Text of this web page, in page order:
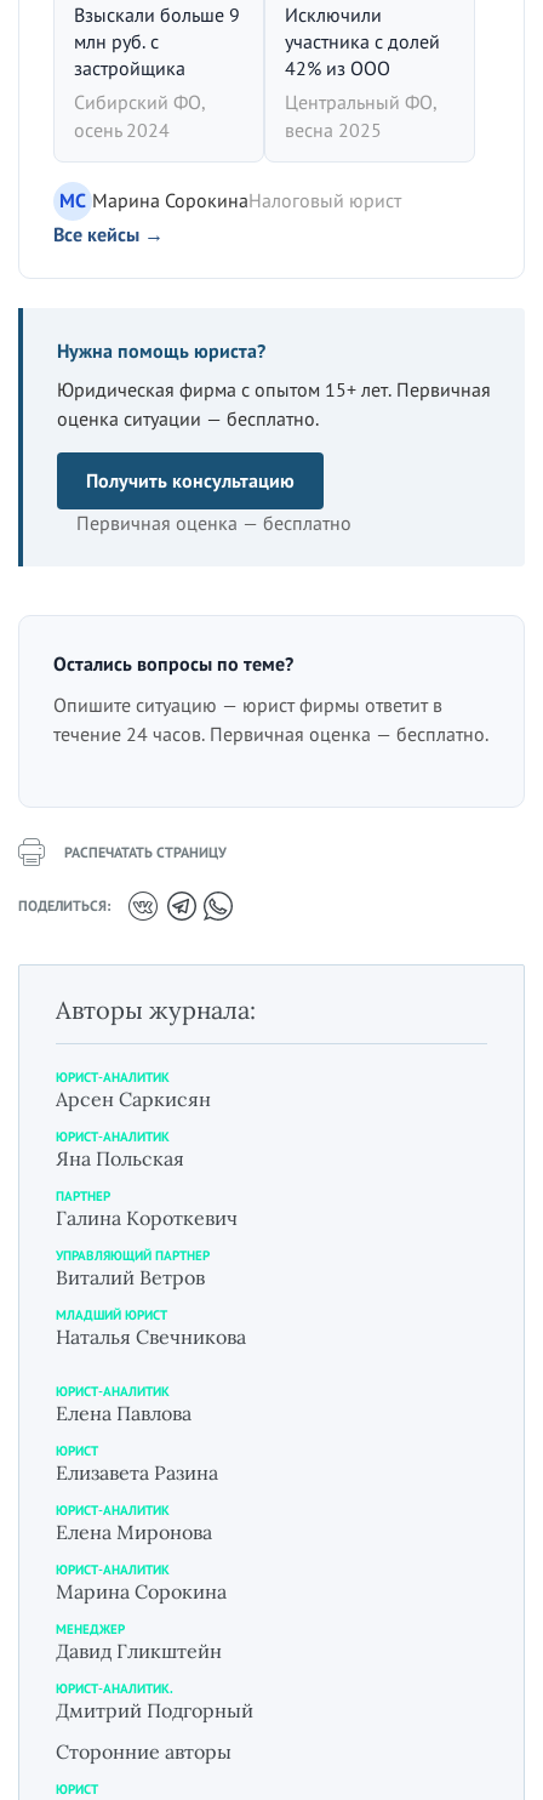
Взыскали больше 9
млн руб. с
застройщика
Сибирский ФО,
осень 2024
Исключили
участника с долей
42% из ООО
Центральный ФО,
весна 2025
МС Марина СорокинаНалоговый юрист
Все кейсы →
Нужна помощь юриста?
Юридическая фирма с опытом 15+ лет. Первичная
оценка ситуации — бесплатно.
Получить консультацию
Первичная оценка — бесплатно
Остались вопросы по теме?
Опишите ситуацию — юрист фирмы ответит в
течение 24 часов. Первичная оценка — бесплатно.
РАСПЕЧАТАТЬ СТРАНИЦУ
ПОДЕЛИТЬСЯ:
Авторы журнала:
ЮРИСТ-АНАЛИТИК
Арсен Саркисян
ЮРИСТ-АНАЛИТИК
Яна Польская
ПАРТНЕР
Галина Короткевич
УПРАВЛЯЮЩИЙ ПАРТНЕР
Виталий Ветров
МЛАДШИЙ ЮРИСТ
Наталья Свечникова
ЮРИСТ-АНАЛИТИК
Елена Павлова
ЮРИСТ
Елизавета Разина
ЮРИСТ-АНАЛИТИК
Елена Миронова
ЮРИСТ-АНАЛИТИК
Марина Сорокина
МЕНЕДЖЕР
Давид Гликштейн
ЮРИСТ-АНАЛИТИК.
Дмитрий Подгорный
Сторонние авторы
ЮРИСТ